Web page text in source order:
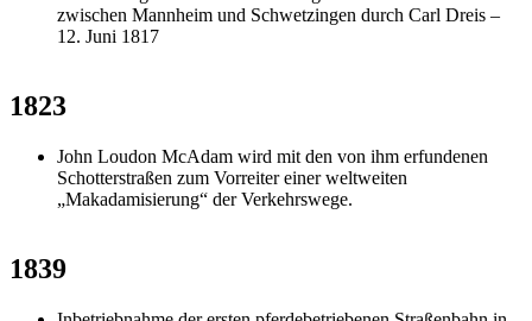
zwischen Mannheim und Schwetzingen durch Carl Dreis –
12. Juni 1817
1823
John Loudon McAdam wird mit den von ihm erfundenen
Schotterstraßen zum Vorreiter einer weltweiten
„Makadamisierung“ der Verkehrswege.
1839